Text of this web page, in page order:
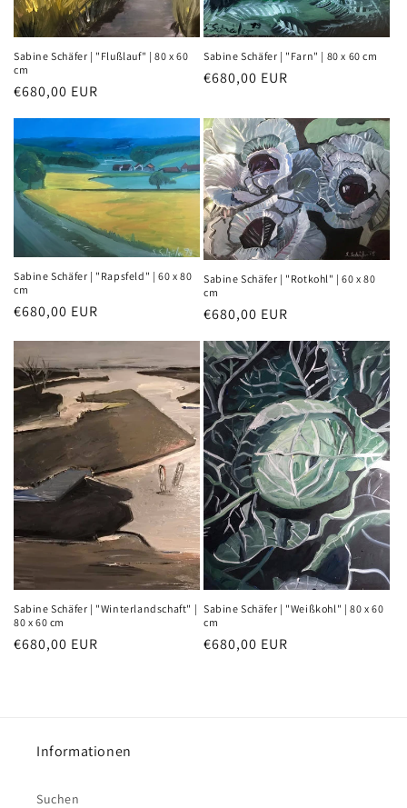
Sabine Schäfer | "Flußlauf" | 80 x 60
cm
Normaler
€680,00 EUR
Sabine Schäfer | "Farn" | 80 x 60 cm
Normaler
€680,00 EUR
Sabine Schäfer | "Rapsfeld" | 60 x 80
cm
Normaler
€680,00 EUR
Sabine Schäfer | "Rotkohl" | 60 x 80
cm
Normaler
Preis
€680,00 EUR
Sabine Schäfer | "Winterlandschaft" |
80 x 60 cm
Normaler
€680,00 EUR
Sabine Schäfer | "Weißkohl" | 80 x 60
cm
Normaler
€680,00 EUR
Informationen
Suchen